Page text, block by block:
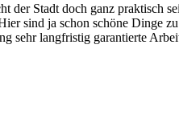
der Stadt doch ganz praktisch
sind ja schon schöne
sehr langfristig garantierte